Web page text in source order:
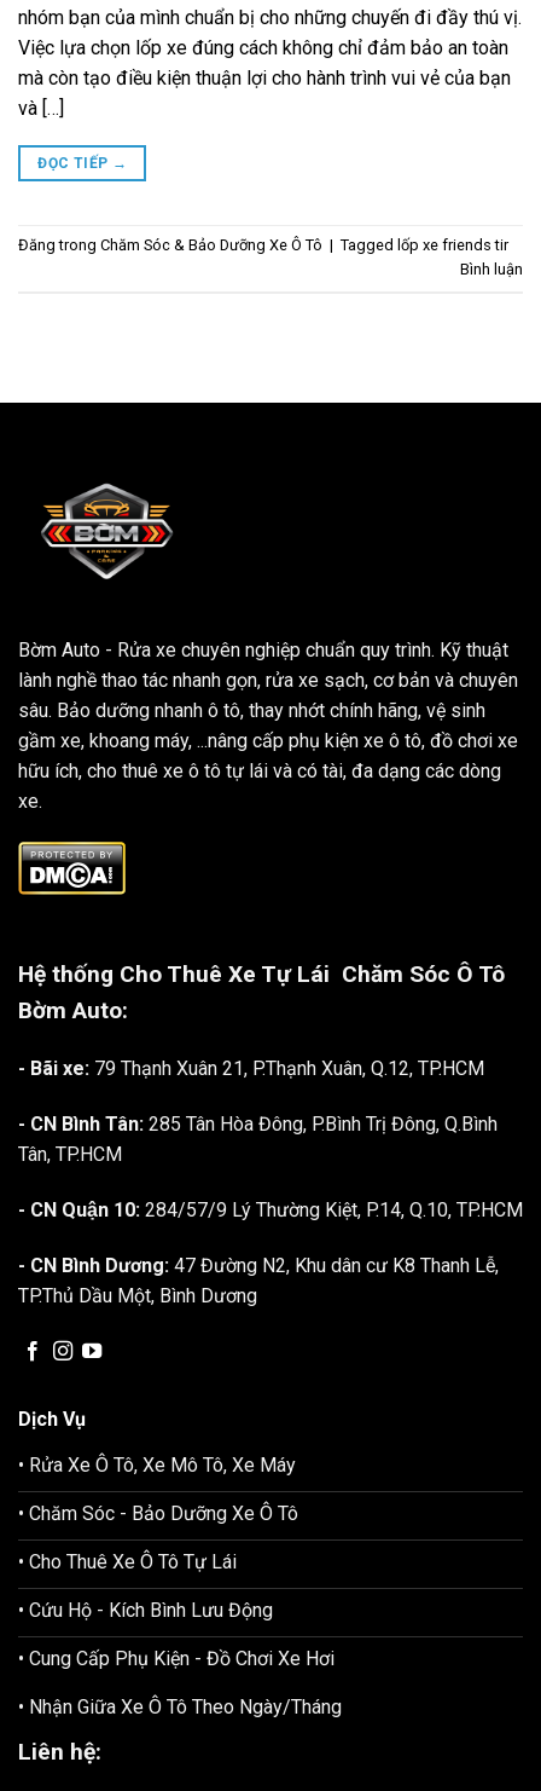
nhóm bạn của mình chuẩn bị cho những chuyến đi đầy thú vị.
Việc lựa chọn lốp xe đúng cách không chỉ đảm bảo an toàn
mà còn tạo điều kiện thuận lợi cho hành trình vui vẻ của bạn
và […]
ĐỌC TIẾP →
Đăng trong Chăm Sóc & Bảo Dưỡng Xe Ô Tô | Tagged lốp xe friends tir
Bình luận
Bờm Auto - Rửa xe chuyên nghiệp chuẩn quy trình. Kỹ thuật
lành nghề thao tác nhanh gọn, rửa xe sạch, cơ bản và chuyên
sâu. Bảo dưỡng nhanh ô tô, thay nhớt chính hãng, vệ sinh
gầm xe, khoang máy, ...nâng cấp phụ kiện xe ô tô, đồ chơi xe
hữu ích, cho thuê xe ô tô tự lái và có tài, đa dạng các dòng
xe.
Hệ thống Cho Thuê Xe Tự Lái Chăm Sóc Ô Tô
Bờm Auto:
- Bãi xe: 79 Thạnh Xuân 21, P.Thạnh Xuân, Q.12, TP.HCM
- CN Bình Tân: 285 Tân Hòa Đông, P.Bình Trị Đông, Q.Bình
Tân, TP.HCM
- CN Quận 10: 284/57/9 Lý Thường Kiệt, P.14, Q.10, TP.HCM
- CN Bình Dương: 47 Đường N2, Khu dân cư K8 Thanh Lễ,
TP.Thủ Dầu Một, Bình Dương
Dịch Vụ
• Rửa Xe Ô Tô, Xe Mô Tô, Xe Máy
• Chăm Sóc - Bảo Dưỡng Xe Ô Tô
• Cho Thuê Xe Ô Tô Tự Lái
• Cứu Hộ - Kích Bình Lưu Động
• Cung Cấp Phụ Kiện - Đồ Chơi Xe Hơi
• Nhận Giữa Xe Ô Tô Theo Ngày/Tháng
Liên hệ: